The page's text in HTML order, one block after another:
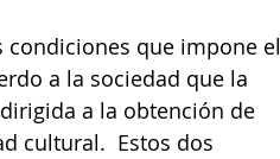
condiciones que impone el
a la sociedad que la
a la obtención de
cultural.  Estos dos